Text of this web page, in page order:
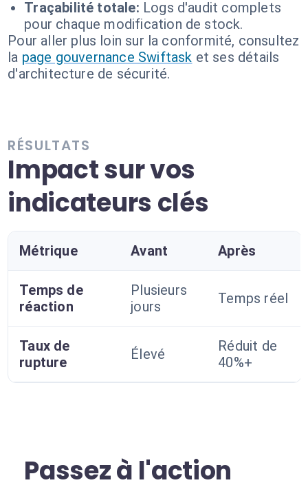
Traçabilité totale: Logs d'audit complets
pour chaque modification de stock.
Pour aller plus loin sur la conformité, consultez
la page gouvernance Swiftask et ses détails
d'architecture de sécurité.
RÉSULTATS
Impact sur vos
indicateurs clés
Métrique Avant Après
Temps de
réaction
Plusieurs
jours
Temps réel
Taux de
rupture
Élevé
Réduit de
40%+
Passez à l'action